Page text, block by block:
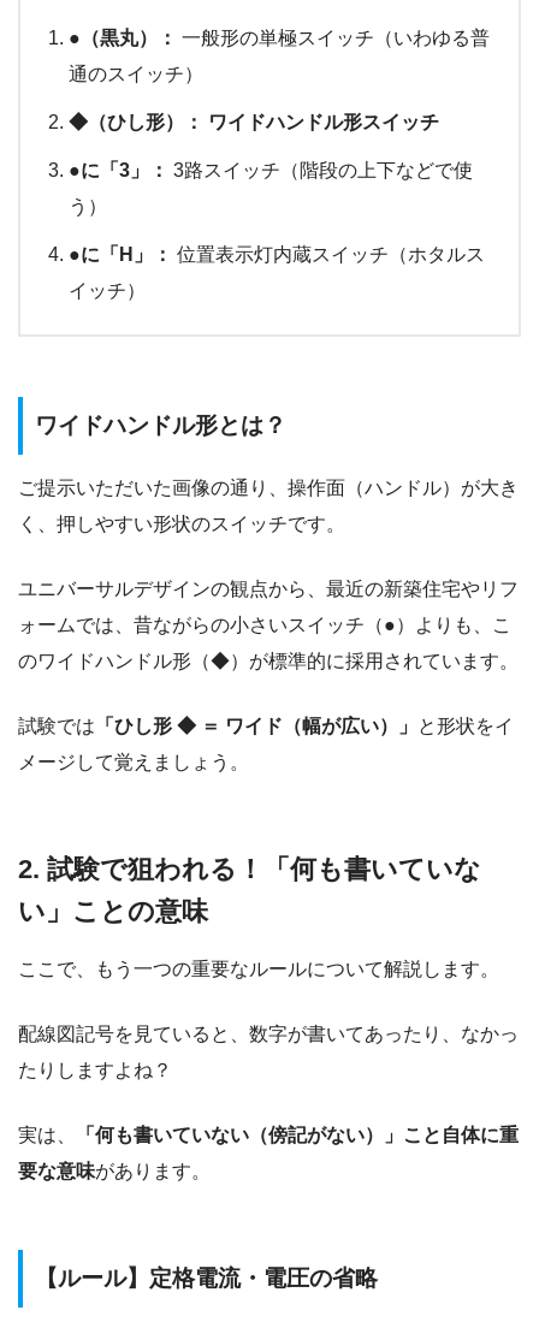
●（黒丸）： 一般形の単極スイッチ（いわゆる普
通のスイッチ）
◆（ひし形）： ワイドハンドル形スイッチ
●に「3」： 3路スイッチ（階段の上下などで使
う）
●に「H」： 位置表示灯内蔵スイッチ（ホタルス
イッチ）
ワイドハンドル形とは？
ご提示いただいた画像の通り、操作面（ハンドル）が大き
く、押しやすい形状のスイッチです。
ユニバーサルデザインの観点から、最近の新築住宅やリフ
ォームでは、昔ながらの小さいスイッチ（●）よりも、こ
のワイドハンドル形（◆）が標準的に採用されています。
試験では 「ひし形 ◆ ＝ ワイド（幅が広い）」 と形状をイ
メージして覚えましょう。
2. 試験で狙われる！「何も書いていな
い」ことの意味
ここで、もう一つの重要なルールについて解説します。
配線図記号を見ていると、数字が書いてあったり、なかっ
たりしますよね？
実は、
「何も書いていない（傍記がない）」こと自体に重
要な意味があります。
【ルール】定格電流・電圧の省略